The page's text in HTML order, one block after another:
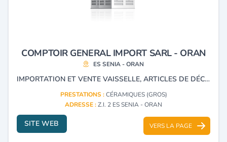
COMPTOIR GENERAL IMPORT SARL - ORAN
ES SENIA - ORAN
IMPORTATION ET VENTE VAISSELLE, ARTICLES DE DÉCORATION ET LOISIRS.
PRESTATIONS :CÉRAMIQUES (GROS)
ADRESSE :Z.I. 2 ES SENIA - ORAN
SITE WEB VERS LA PAGE